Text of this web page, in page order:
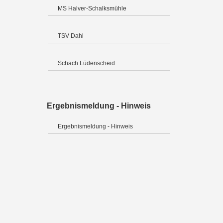
MS Halver-Schalksmühle
TSV Dahl
Schach Lüdenscheid
Ergebnismeldung - Hinweis
Ergebnismeldung - Hinweis